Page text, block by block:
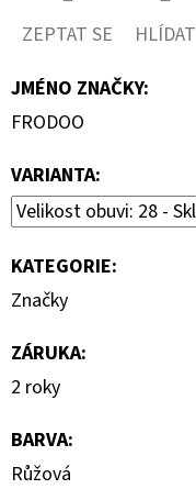
ZEPTAT SE
HLÍDAT
JMÉNO ZNAČKY:
FRODOO
VARIANTA:
KATEGORIE:
Značky
ZÁRUKA:
2 roky
BARVA:
Růžová